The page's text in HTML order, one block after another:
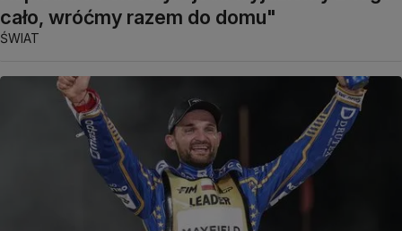
cało, wróćmy razem do domu"
ŚWIAT